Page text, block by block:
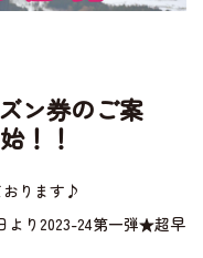
ン券のご案
！！
おります♪
より2023-24第一弾★超早